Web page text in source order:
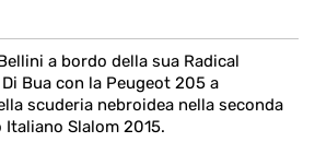
a bordo della sua Radical
Bua con la Peugeot 205 a
scuderia nebroidea nella seconda
Slalom 2015.